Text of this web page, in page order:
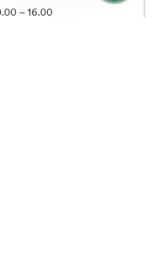
– 16.00